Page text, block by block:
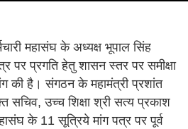
महासंघ के अध्यक्ष भूपाल सिंह
पर प्रगति हेतु शासन स्तर पर समीक्षा
की है। संगठन के महामंत्री प्रशांत
सचिव, उच्च शिक्षा श्री सत्य प्रकाश
के 11 सूत्रिये मांग पत्र पर पूर्व